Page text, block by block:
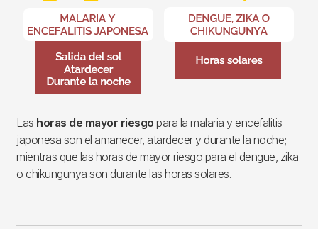
Las horas de mayor riesgo para la malaria y encefalitis
japonesa son el amanecer, atardecer y durante la noche;
mientras que las horas de mayor riesgo para el dengue, zika
o chikungunya son durante las horas solares.